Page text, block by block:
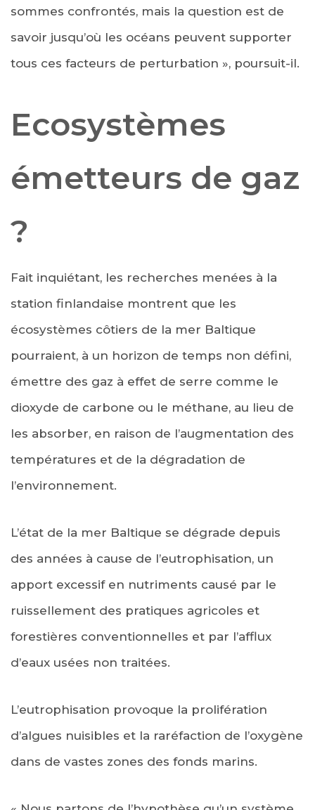
sommes confrontés, mais la question est de
savoir jusqu’où les océans peuvent supporter
tous ces facteurs de perturbation », poursuit-il.
Ecosystèmes
émetteurs de gaz
?
Fait inquiétant, les recherches menées à la
station finlandaise montrent que les
écosystèmes côtiers de la mer Baltique
pourraient, à un horizon de temps non défini,
émettre des gaz à effet de serre comme le
dioxyde de carbone ou le méthane, au lieu de
les absorber, en raison de l’augmentation des
températures et de la dégradation de
l’environnement.
L’état de la mer Baltique se dégrade depuis
des années à cause de l’eutrophisation, un
apport excessif en nutriments causé par le
ruissellement des pratiques agricoles et
forestières conventionnelles et par l’afflux
d’eaux usées non traitées.
L’eutrophisation provoque la prolifération
d’algues nuisibles et la raréfaction de l’oxygène
dans de vastes zones des fonds marins.